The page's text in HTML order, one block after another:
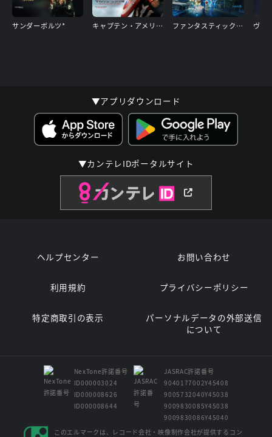
サンダーボルツ* キャプテン・アメリカ：ブレイブ・ニュー・ワールド ファンタスティック４：ファースト・ステップ
▼アプリダウンロード
▼カンテレIDポータルサイト
ヘルプセンター お問い合わせ
利用規約 プライバシーポリシー
特定商取引の表示
パーソナルデータの外部送信
について
NexTone許諾番号
ID000003024
ID000008626
ID000008644
JASRAC許諾番号
9040177002Y45408
9005732040Y45038
9009830085Y45038
9009830086Y45040
このエルマークは、レコード会社・映像制作会社が提供するコン